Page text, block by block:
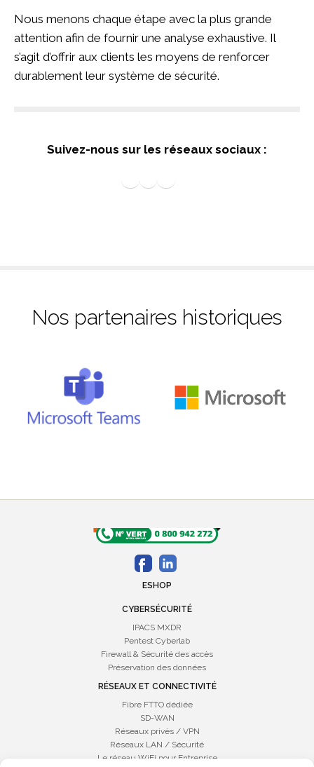
Nous menons chaque étape avec la plus grande
attention afin de fournir une analyse exhaustive. Il
s’agit d’offrir aux clients les moyens de renforcer
durablement leur système de sécurité.
Suivez-nous sur les réseaux sociaux :
Nos partenaires historiques
ESHOP
CYBERSÉCURITÉ
IPACS MXDR
Pentest Cyberlab
Firewall & Sécurité des accès
Préservation des données
RÉSEAUX ET CONNECTIVITÉ
Fibre FTTO dédiée
SD-WAN
Réseaux privès / VPN
Réseaux LAN / Sécurité
Le réseau WiFi pour Entreprise